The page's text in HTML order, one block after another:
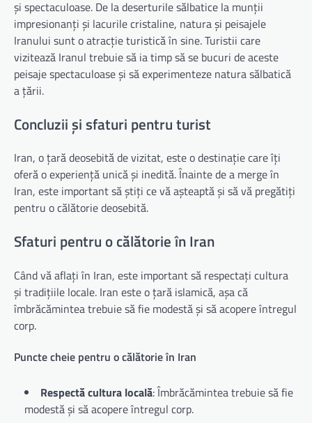
și spectaculoase. De la deserturile sălbatice la munții
impresionanți și lacurile cristaline, natura și peisajele
Iranului sunt o atracție turistică în sine. Turistii care
vizitează Iranul trebuie să ia timp să se bucuri de aceste
peisaje spectaculoase și să experimenteze natura sălbatică
a țării.
Concluzii și sfaturi pentru turist
Iran, o țară deosebită de vizitat, este o destinație care îți
oferă o experiență unică și inedită. Înainte de a merge în
Iran, este important să știți ce vă așteaptă și să vă pregătiți
pentru o călătorie deosebită.
Sfaturi pentru o călătorie în Iran
Când vă aflați în Iran, este important să respectați cultura
și tradițiile locale. Iran este o țară islamică, așa că
îmbrăcămintea trebuie să fie modestă și să acopere întregul
corp.
Puncte cheie pentru o călătorie în Iran
Respectă cultura locală: Îmbrăcămintea trebuie să fie
modestă și să acopere întregul corp.